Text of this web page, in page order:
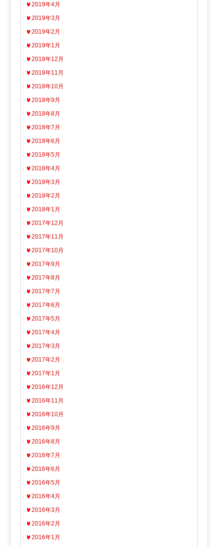
2019年4月
2019年3月
2019年2月
2019年1月
2018年12月
2018年11月
2018年10月
2018年9月
2018年8月
2018年7月
2018年6月
2018年5月
2018年4月
2018年3月
2018年2月
2018年1月
2017年12月
2017年11月
2017年10月
2017年9月
2017年8月
2017年7月
2017年6月
2017年5月
2017年4月
2017年3月
2017年2月
2017年1月
2016年12月
2016年11月
2016年10月
2016年9月
2016年8月
2016年7月
2016年6月
2016年5月
2016年4月
2016年3月
2016年2月
2016年1月